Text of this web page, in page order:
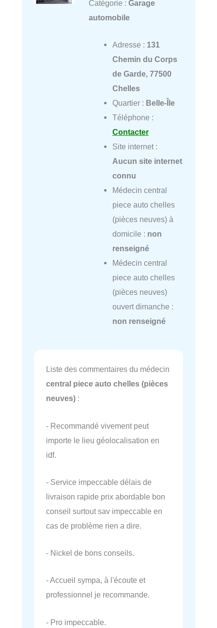
Catégorie : Garage
automobile
Adresse : 131
Chemin du Corps
de Garde, 77500
Chelles
Quartier : Belle-Île
Téléphone :
Contacter
Site internet :
Aucun site internet
connu
Médecin central
piece auto chelles
(pièces neuves) à
domicile : non
renseigné
Médecin central
piece auto chelles
(pièces neuves)
ouvert dimanche :
non renseigné
Liste des commentaires du médecin
central piece auto chelles (pièces
neuves) :
- Recommandé vivement peut
importe le lieu géolocalisation en
idf.
- Service impeccable délais de
livraison rapide prix abordable bon
conseil surtout sav impeccable en
cas de problème rien a dire.
- Nickel de bons conseils.
- Accueil sympa, à l'écoute et
professionnel je recommande.
- Pro impeccable.